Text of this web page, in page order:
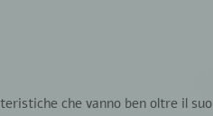
che vanno ben oltre il suo